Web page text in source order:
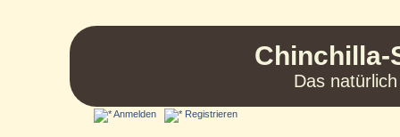
Chinchilla-
Das
Anmelden Registrieren